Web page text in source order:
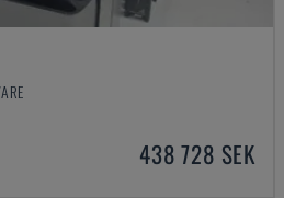
438 728 SEK